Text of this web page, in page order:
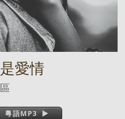
愛情
粵語MP3